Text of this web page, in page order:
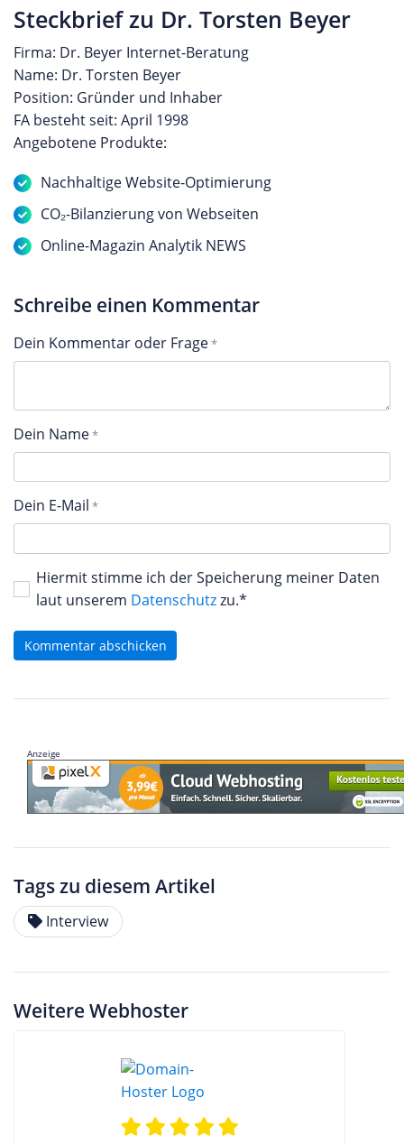
Steckbrief zu Dr. Torsten Beyer
Firma: Dr. Beyer Internet-Beratung
Name: Dr. Torsten Beyer
Position: Gründer und Inhaber
FA besteht seit: April 1998
Angebotene Produkte:
Nachhaltige Website-Optimierung
CO₂-Bilanzierung von Webseiten
Online-Magazin Analytik NEWS
Schreibe einen Kommentar
Dein Kommentar oder Frage
Dein Name
Dein E-Mail
Hiermit stimme ich der Speicherung meiner Daten
laut unserem Datenschutzzu.*
Kommentar abschicken
Anzeige
Tags zu diesem Artikel
Interview
Weitere Webhoster